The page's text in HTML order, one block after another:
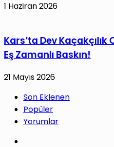
1 Haziran 2026
Kars’ta Dev
Eş Zamanlı Baskın!
21 Mayıs 2026
Son Eklenen
Popüler
Yorumlar